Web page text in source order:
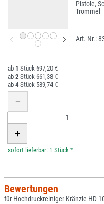
Pistole,
Trommel
1
697,20 €
2
661,38 €
4
589,74 €
*
Bewertungen
für Hochdruckreiniger Kränzle HD